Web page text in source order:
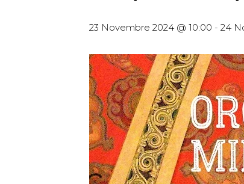
23 Novembre 2024 @ 10:00 - 24